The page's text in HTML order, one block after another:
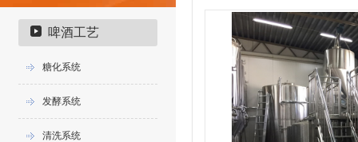
啤酒工艺
糖化系统
发酵系统
清洗系统